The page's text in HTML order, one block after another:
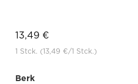
13,49 €
1 Stck. (13,49 €/1 Stck.)
Berk